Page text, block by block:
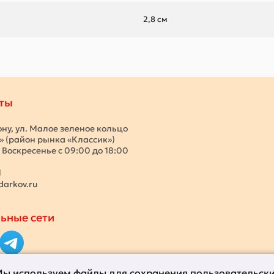
2,8 см
ул. Малое зеленое кольцо
(район рынка «Классик»)
с 09:00 до 18:00
сети